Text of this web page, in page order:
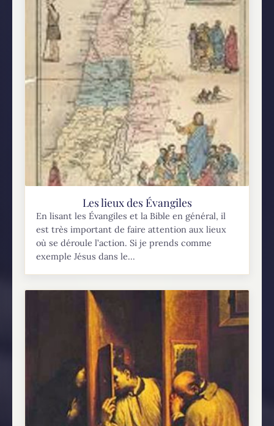
Les lieux des Évangiles
En lisant les Évangiles et la Bible en général, il
est très important de faire attention aux lieux
où se déroule l’action. Si je prends comme
exemple Jésus dans le...